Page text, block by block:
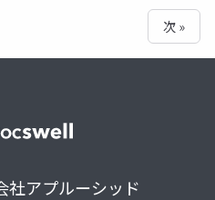
次 »
社アプルーシッド